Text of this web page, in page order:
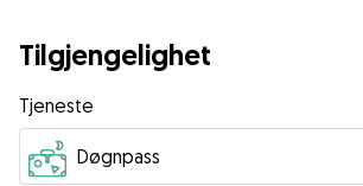
Tilgjengelighet
Tjeneste